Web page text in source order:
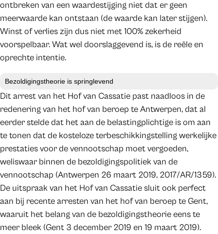
ontbreken van een waardestijging niet dat er geen
meerwaarde kan ontstaan (de waarde kan later stijgen).
Winst of verlies zijn dus niet met 100% zekerheid
voorspelbaar. Wat wel doorslaggevend is, is de reële en
oprechte intentie.
Bezoldigingstheorie is springlevend
Dit arrest van het Hof van Cassatie past naadloos in de
redenering van het hof van beroep te Antwerpen, dat al
eerder stelde dat het aan de belastingplichtige is om aan
te tonen dat de kosteloze terbeschikkingstelling werkelijke
prestaties voor de vennootschap moet vergoeden,
weliswaar binnen de bezoldigingspolitiek van de
vennootschap (Antwerpen 26 maart 2019, 2017/AR/1359).
De uitspraak van het Hof van Cassatie sluit ook perfect
aan bij recente arresten van het hof van beroep te Gent,
waaruit het belang van de bezoldigingstheorie eens te
meer bleek (Gent 3 december 2019 en 19 maart 2019).